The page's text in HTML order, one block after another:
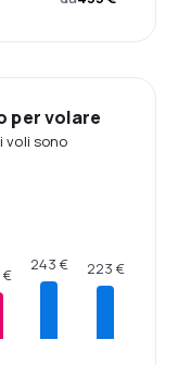
per volare
voli sono
€
243 € 223 €